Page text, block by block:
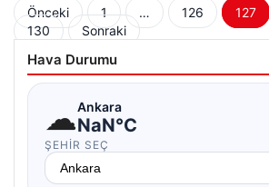
Yazı
sayfalaması
Önceki 1 … 126 127
130
Sonraki
Hava Durumu
☁Ankara
NaN°C
ŞEHIR SEÇ